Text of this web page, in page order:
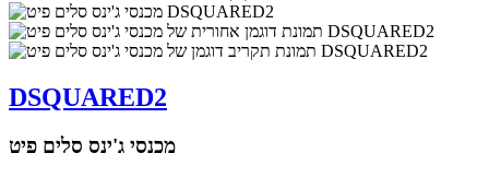
DSQUARED2
מכנסי ג'ינס סלים פיט